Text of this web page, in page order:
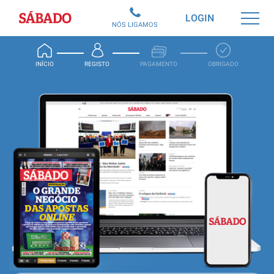
Sábado
INÍCIO REGISTO PAGAMENTO OBRIGADO
LOGIN
NÓS LIGAMOS